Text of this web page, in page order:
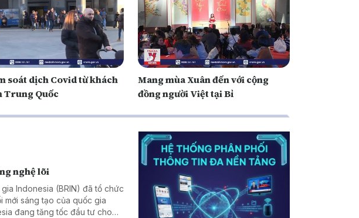
soát dịch Covid từ khách
Trung Quốc
Mang mùa Xuân đến với cộng
đồng người Việt tại Bỉ
nghệ lõi
Indonesia (BRIN) đã tổ chức
mới sáng tạo của quốc gia
đang tăng tốc đầu tư cho